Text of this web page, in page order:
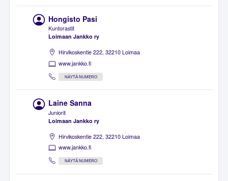
Hongisto Pasi
Kuntorastit
Loimaan Jankko ry
Hirvikoskentie 222, 32210 Loimaa
www.jankko.fi
NÄYTÄ NUMERO
Laine Sanna
Juniorit
Loimaan Jankko ry
Hirvikoskentie 222, 32210 Loimaa
www.jankko.fi
NÄYTÄ NUMERO